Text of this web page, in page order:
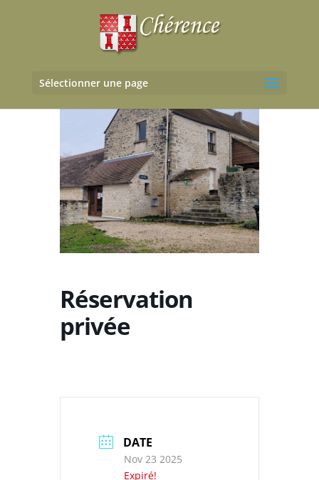
Sélectionner une page
Réservation
privée
DATE
Nov 23 2025
Expiré!